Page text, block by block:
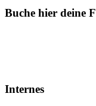
Buche hier deine
Internes